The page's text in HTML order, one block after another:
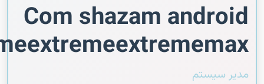
Com shazam android
مدیر سیستم